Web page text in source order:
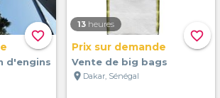
favorite_border
d'engins
favorite_border
13 heures
Prix sur demande
Vente de big bags
location_on Dakar, Sénégal